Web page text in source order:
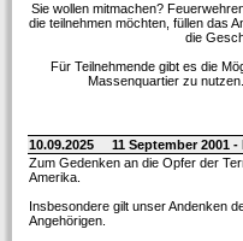
Sie wollen mitmachen?
die teilnehmen möchten, füllen das
die
Für Teilnehmende gibt es die
Massenquartier zu
10.09.2025
11 September 2001
Zum Gedenken an die Opfer der
Amerika.
Insbesondere gilt unser Andenken
Angehörigen.